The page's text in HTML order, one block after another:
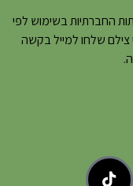
החברתיות בשימוש לפי
מי צילם שלחו למייל בקשה